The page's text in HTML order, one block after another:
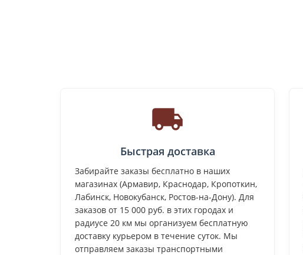
Быстрая доставка
Забирайте заказы бесплатно в наших
магазинах (Армавир, Краснодар, Кропоткин,
Лабинск, Новокубанск, Ростов-на-Дону). Для
заказов от 15 000 руб. в этих городах и
радиусе 20 км мы организуем бесплатную
доставку курьером в течение суток. Мы
отправляем заказы транспортными